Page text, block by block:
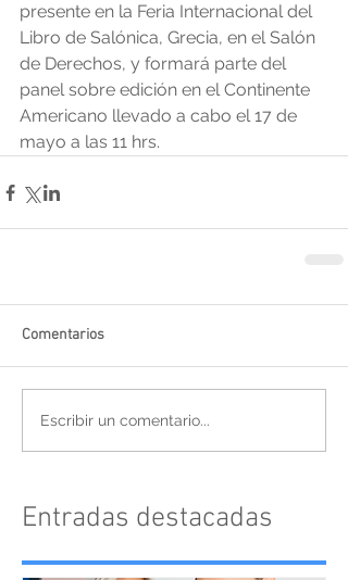
presente en la Feria Internacional del
Libro de Salónica, Grecia, en el Salón
de Derechos, y formará parte del
panel sobre edición en el Continente
Americano llevado a cabo el 17 de
mayo a las 11 hrs.
Comentarios
Escribir un comentario...
Entradas destacadas